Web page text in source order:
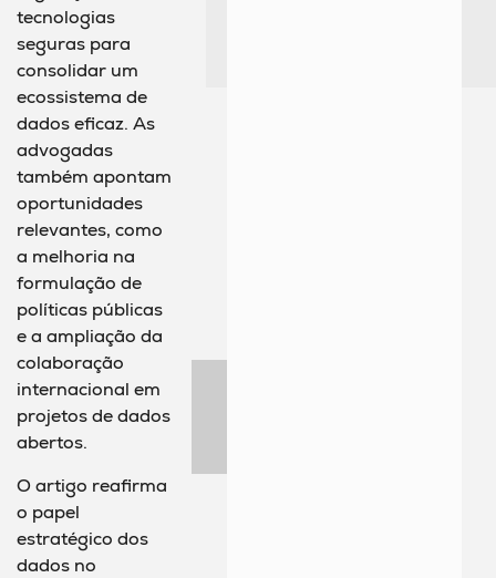
tecnologias
seguras para
consolidar um
ecossistema de
dados eficaz. As
advogadas
também apontam
oportunidades
relevantes, como
a melhoria na
formulação de
políticas públicas
e a ampliação da
colaboração
internacional em
projetos de dados
abertos.
O artigo reafirma
o papel
estratégico dos
dados no